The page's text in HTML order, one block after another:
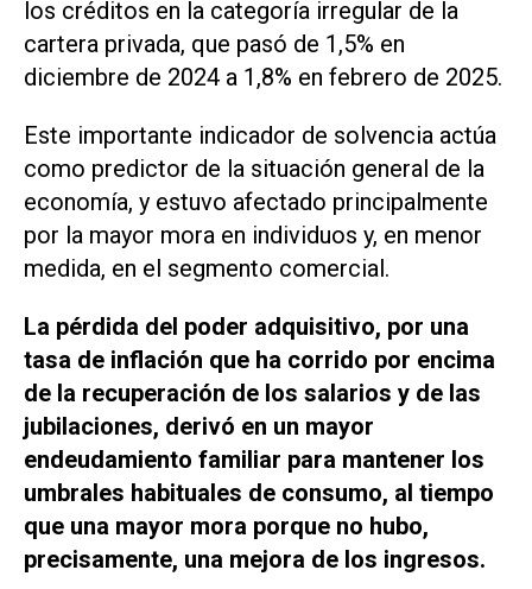
los créditos en la categoría irregular de la
cartera privada, que pasó de 1,5% en
diciembre de 2024 a 1,8% en febrero de 2025.
Este importante indicador de solvencia actúa
como predictor de la situación general de la
economía, y estuvo afectado principalmente
por la mayor mora en individuos y, en menor
medida, en el segmento comercial.
La pérdida del poder adquisitivo, por una
tasa de inflación que ha corrido por encima
de la recuperación de los salarios y de las
jubilaciones, derivó en un mayor
endeudamiento familiar para mantener los
umbrales habituales de consumo, al tiempo
que una mayor mora porque no hubo,
precisamente, una mejora de los ingresos.